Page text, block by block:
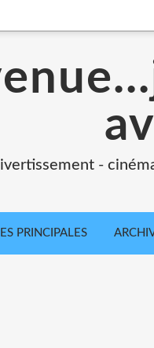
-
PRINCIPALES